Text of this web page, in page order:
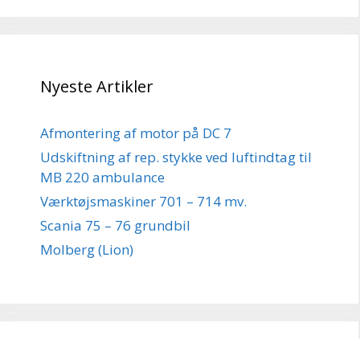
Nyeste Artikler
Afmontering af motor på DC 7
Udskiftning af rep. stykke ved luftindtag til
MB 220 ambulance
Værktøjsmaskiner 701 – 714 mv.
Scania 75 – 76 grundbil
Molberg (Lion)